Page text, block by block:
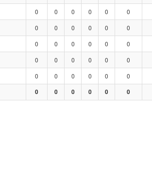
0 0 0 0 0 0
0 0 0 0 0 0
0 0 0 0 0 0
0 0 0 0 0 0
0 0 0 0 0 0
0 0 0 0 0 0